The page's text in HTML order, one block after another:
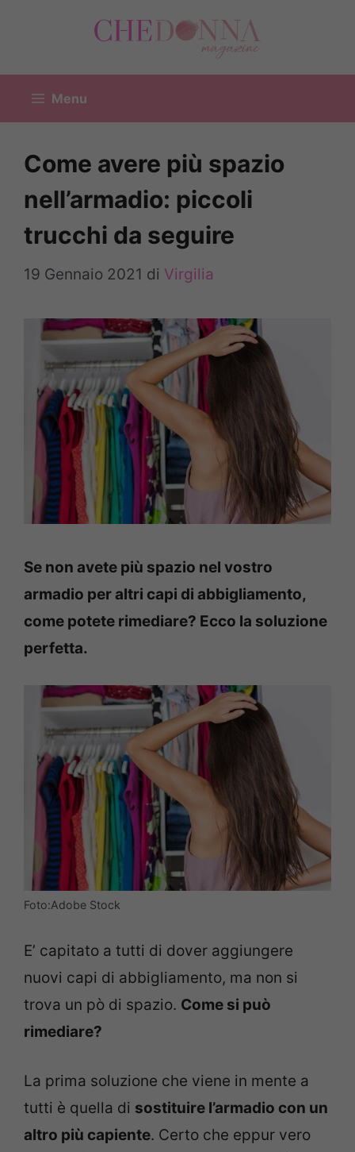
Menu
Come avere più spazio
nell’armadio: piccoli
trucchi da seguire
19 Gennaio 2021 di Virgilia
Se non avete più spazio nel vostro
armadio per altri capi di abbigliamento,
come potete rimediare? Ecco la soluzione
perfetta.
Foto:Adobe Stock
E’ capitato a tutti di dover aggiungere
nuovi capi di abbigliamento, ma non si
trova un pò di spazio. Come si può
rimediare?
La prima soluzione che viene in mente a
tutti è quella di sostituire l’armadio con un
altro più capiente. Certo che eppur vero